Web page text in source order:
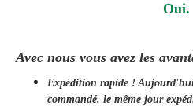
Oui.
Avec nous vous avez les
Expédition rapide !
commandé, le même jour